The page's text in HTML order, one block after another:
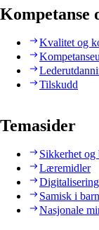
Kompetanse
Kvalitet og
Tilskudd
Temasider
Sikkerhet og
Læremidler
Digitalisering
Samisk i
Nasjonale